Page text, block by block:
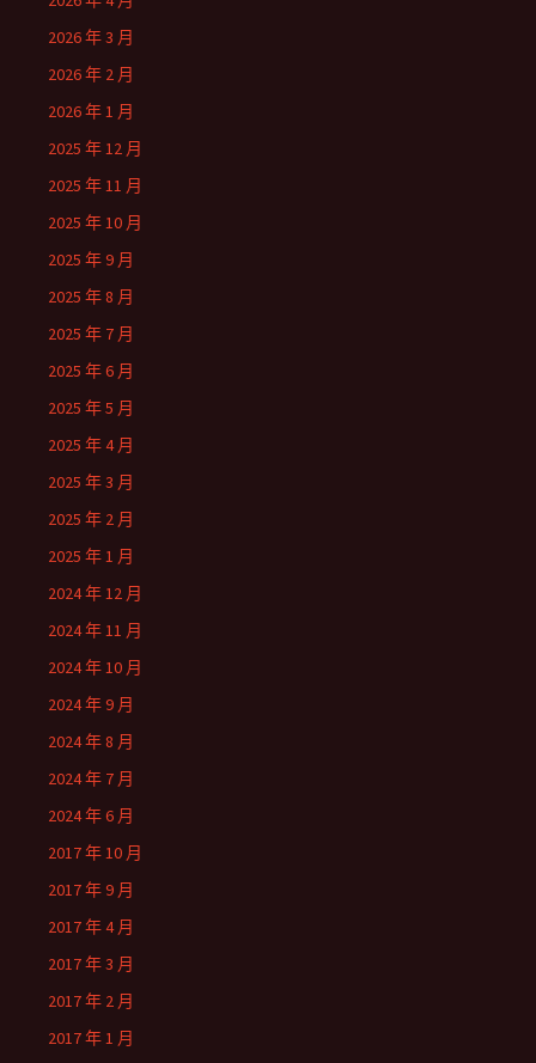
2026 年 3 月
2026 年 2 月
2026 年 1 月
2025 年 12 月
2025 年 11 月
2025 年 10 月
2025 年 9 月
2025 年 8 月
2025 年 7 月
2025 年 6 月
2025 年 5 月
2025 年 4 月
2025 年 3 月
2025 年 2 月
2025 年 1 月
2024 年 12 月
2024 年 11 月
2024 年 10 月
2024 年 9 月
2024 年 8 月
2024 年 7 月
2024 年 6 月
2017 年 10 月
2017 年 9 月
2017 年 4 月
2017 年 3 月
2017 年 2 月
2017 年 1 月